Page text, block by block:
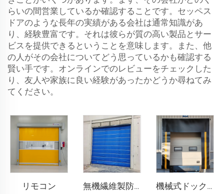
らいの間営業しているか確認することです。セッペス
ドアのような長年の実績がある会社は通常知識があ
り、経験豊富です。それは彼らが質の高い製品とサー
ビスを提供できるということを意味します。また、他
の人がその会社についてどう思っているかも確認する
賢い手です。オンラインでのレビューをチェックした
り、友人や家族に良い経験があったかどうか尋ねてみ
てください。
リモコン 無機繊維製防火シャッタードア 機械式ドックシェルター